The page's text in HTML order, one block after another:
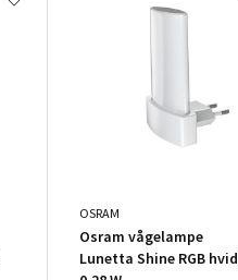
OSRAM
Osram vågelampe
Lunetta Shine RGB hvid